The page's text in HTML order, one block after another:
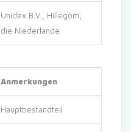
Unidex B.V., Hillegom,
die Niederlande
Anmerkungen
Hauptbestandteil